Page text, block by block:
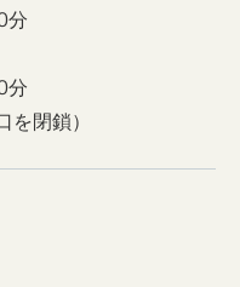
分
分
を閉鎖）